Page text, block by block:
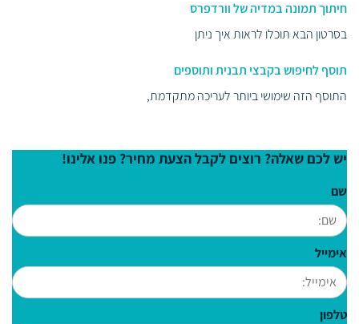
חיתוך תמונה במדיה של וורדפרס
בסרטון הבא תוכלו לראות איך ניתן
תוסף לחיפוש בקבצי תבנית ותוספים
התוסף הזה שימושי ביותר לעריכה מתקדמת,
יש לכם שאלה? רוצים לקבל הצעת מחיר? פנו אלינו!
שם
אימייל
טלפון